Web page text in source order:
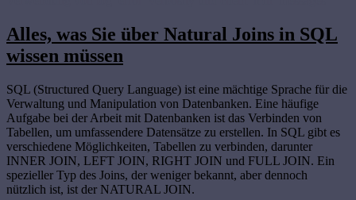
Alles, was Sie über Natural Joins in SQL
wissen müssen
SQL (Structured Query Language) ist eine mächtige Sprache für die
Verwaltung und Manipulation von Datenbanken. Eine häufige
Aufgabe bei der Arbeit mit Datenbanken ist das Verbinden von
Tabellen, um umfassendere Datensätze zu erstellen. In SQL gibt es
verschiedene Möglichkeiten, Tabellen zu verbinden, darunter
INNER JOIN, LEFT JOIN, RIGHT JOIN und FULL JOIN. Ein
spezieller Typ des Joins, der weniger bekannt, aber dennoch
nützlich ist, ist der NATURAL JOIN.